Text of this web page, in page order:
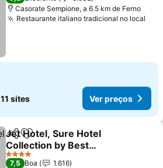
Casorate Sempione, a 6.5 km de Ferno
Restaurante italiano tradicional no local
11 sites Ver preços
PartilharAdicionar aos favoritos
Jet Hotel, Sure Hotel
Collection by Best
Western
Ver preços
4 Estrelas
7,5 Boa
1.616